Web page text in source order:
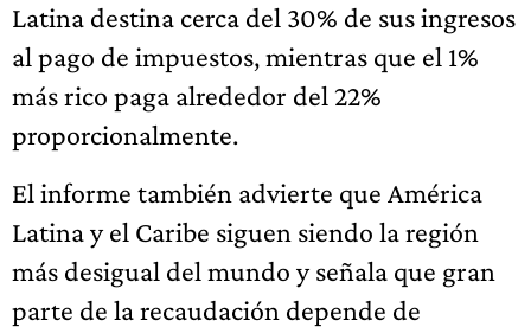
Latina destina cerca del 30% de sus ingresos
al pago de impuestos, mientras que el 1%
más rico paga alrededor del 22%
proporcionalmente.
El informe también advierte que América
Latina y el Caribe siguen siendo la región
más desigual del mundo y señala que gran
parte de la recaudación depende de